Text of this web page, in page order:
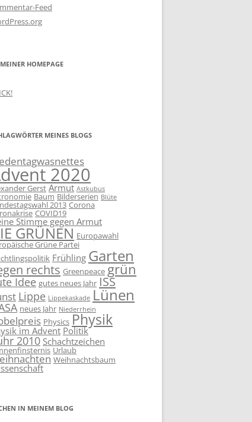
Feed
HOMEPAGE
MEINES BLOGS
2020
Gerst Armut Astkubus
Baum Bilderserien Blüte
2013 Corona
COVID19
Stimme gegen Armut
GRÜNEN Europawahl
Grüne Partei
Frühling Garten
rechts Greenpeace grün
Idee gutes neues Jahr ISS
Lippe Lippekaskade Lünen
neues Jahr Niederrhein
Physics Physik
im Advent Politik
2010 Schachtzeichen
Urlaub
Weihnachtsbaum
IN MEINEM BLOG